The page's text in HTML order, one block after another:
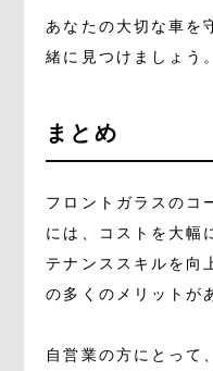
あなたの大切な車を
緒に見つけましょう。
まとめ
フロントガラスのコ
には、コストを大幅
テナンススキルを向
の多くのメリットが
自営業の方にとって